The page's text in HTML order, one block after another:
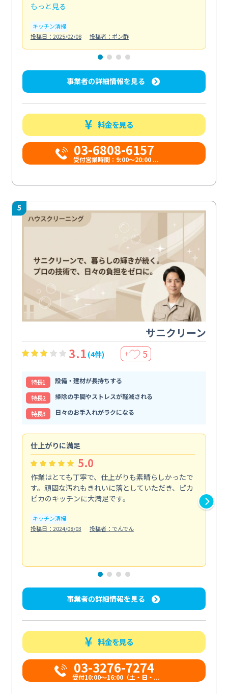
もっと見る
キッチン清掃
投稿日：2025/02/08
投稿者：ポン酢
事業者の詳細情報を見る
料金を見る
03-6808-6157
受付営業時間：9:00〜20:00 ...
5
サニクリーン
3.1 (4件) ＋ 5
特⻑1
設備・建材が長持ちする
特⻑2
掃除の手間やストレスが軽減される
特⻑3
日々のお手入れがラクになる
仕上がりに満足
5.0
作業はとても丁寧で、仕上がりも素晴らしかったで
す。頑固な汚れもきれいに落としていただき、ピカ
ピカのキッチンに大満足です。
キッチン清掃
投稿日：2024/08/03
投稿者：でんでん
事業者の詳細情報を見る
料金を見る
03-3276-7274
受付10:00〜16:00（土・日・...